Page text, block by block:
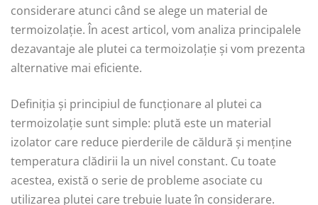
considerare atunci când se alege un material de
termoizolație. În acest articol, vom analiza principalele
dezavantaje ale plutei ca termoizolație și vom prezenta
alternative mai eficiente.
Definiția și principiul de funcționare al plutei ca
termoizolație sunt simple: plută este un material
izolator care reduce pierderile de căldură și menține
temperatura clădirii la un nivel constant. Cu toate
acestea, există o serie de probleme asociate cu
utilizarea plutei care trebuie luate în considerare.